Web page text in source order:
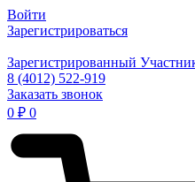
Войти
Зарегистрироваться
Зарегистрированный
8 (4012) 522-919
Заказать звонок
0 ₽ 0